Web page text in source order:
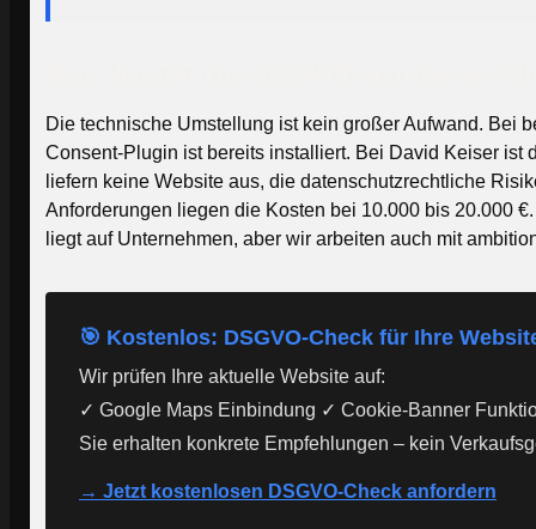
Die technische Umstellung ist kein großer Aufwand. Bei
Consent-Plugin ist bereits installiert. Bei David Keiser ist
liefern keine Website aus, die datenschutzrechtliche
Anforderungen liegen die Kosten bei 10.000 bis 20.000
liegt auf Unternehmen, aber wir arbeiten auch mit
🎯 Kostenlos: DSGVO-Check für Ihre
Wir prüfen Ihre aktuelle Website auf:
✓ Google Maps Einbindung ✓ Cookie-Banner
Sie erhalten konkrete Empfehlungen – kein
→ Jetzt kostenlosen DSGVO-Check anfordern